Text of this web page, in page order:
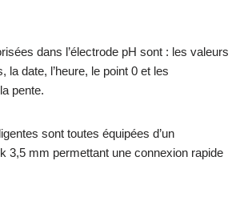
dans l’électrode pH sont : les valeurs
la date, l’heure, le point 0 et les
pente.
sont toutes équipées d’un
3,5 mm permettant une connexion rapide